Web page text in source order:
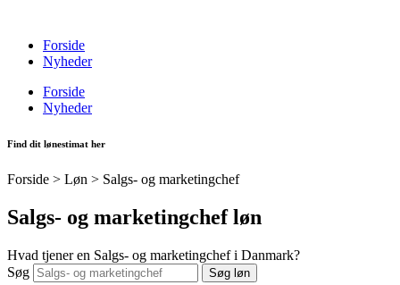
indholdForside
Nyheder
Forside
Nyheder
Find dit lønestimat her
Forside > Løn > Salgs- og marketingchef
Salgs- og marketingchef løn
Hvad tjener en Salgs- og marketingchef i Danmark?
Søg
Søg løn